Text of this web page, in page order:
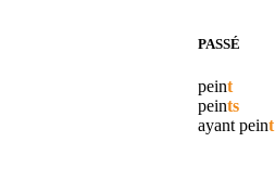
PASSÉ
peint
peints
ayant peint